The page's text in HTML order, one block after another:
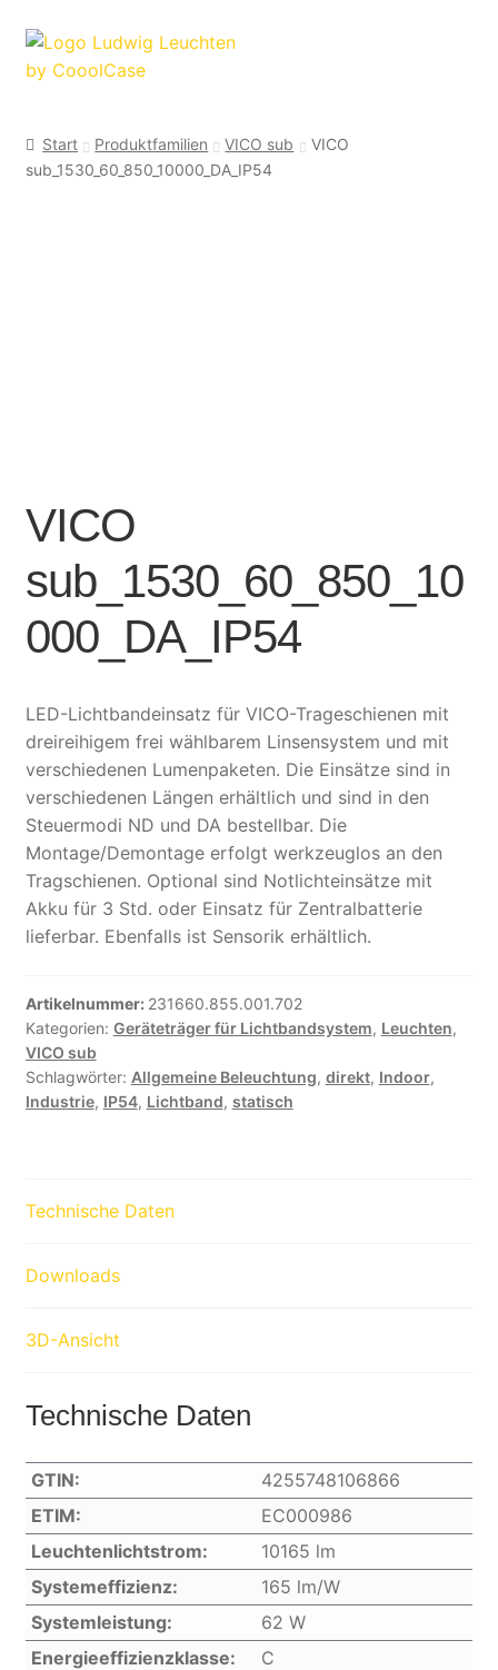
Zur
Navigation
Zum
Inhalt
Start Produktfamilien VICO sub
VICO
sub_1530_60_850_10000_DA_IP54
VICO
sub_1530_60_850_10
000_DA_IP54
LED-Lichtbandeinsatz für VICO-Trageschienen mit
dreireihigem frei wählbarem Linsensystem und mit
verschiedenen Lumenpaketen. Die Einsätze sind in
verschiedenen Längen erhältlich und sind in den
Steuermodi ND und DA bestellbar. Die
Montage/Demontage erfolgt werkzeuglos an den
Tragschienen. Optional sind Notlichteinsätze mit
Akku für 3 Std. oder Einsatz für Zentralbatterie
lieferbar. Ebenfalls ist Sensorik erhältlich.
Artikelnummer: 231660.855.001.702
Kategorien: Geräteträger für Lichtbandsystem, Leuchten,
VICO sub
Schlagwörter: Allgemeine Beleuchtung, direkt, Indoor,
Industrie, IP54, Lichtband, statisch
Technische Daten
Downloads
3D-Ansicht
Technische Daten
GTIN:
4255748106866
ETIM:
EC000986
Leuchtenlichtstrom:
10165 lm
Systemeffizienz:
165 lm/W
Systemleistung:
62 W
Energieeffizienzklasse:
C